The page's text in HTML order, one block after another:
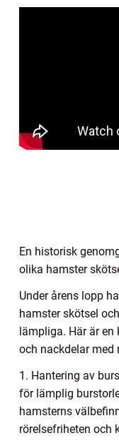
En historisk
olika hamster
Under årens lopp
hamster skötsel
lämpliga. Här är
och nackdelar med
1. Hantering av
för lämplig
hamsterns
rörelsefriheten och